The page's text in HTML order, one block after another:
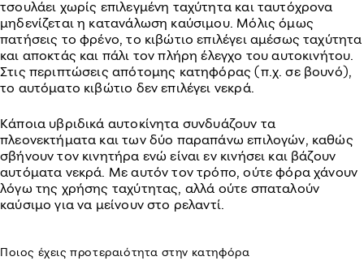
τσουλάει χωρίς επιλεγμένη ταχύτητα και ταυτόχρονα
μηδενίζεται η κατανάλωση καύσιμου. Μόλις όμως
πατήσεις το φρένο, το κιβώτιο επιλέγει αμέσως ταχύτητα
και αποκτάς και πάλι τον πλήρη έλεγχο του αυτοκινήτου.
Στις περιπτώσεις απότομης κατηφόρας (π.χ. σε βουνό),
το αυτόματο κιβώτιο δεν επιλέγει νεκρά.
Κάποια υβριδικά αυτοκίνητα συνδυάζουν τα
πλεονεκτήματα και των δύο παραπάνω επιλογών, καθώς
σβήνουν τον κινητήρα ενώ είναι εν κινήσει και βάζουν
αυτόματα νεκρά. Με αυτόν τον τρόπο, ούτε φόρα χάνουν
λόγω της χρήσης ταχύτητας, αλλά ούτε σπαταλούν
καύσιμο για να μείνουν στο ρελαντί.
Ποιος έχεις προτεραιότητα στην κατηφόρα